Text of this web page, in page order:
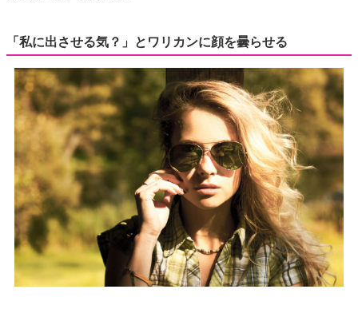
「私に出させる気？」とワリカンに顔を曇らせる